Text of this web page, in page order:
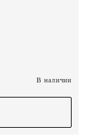
В наличии